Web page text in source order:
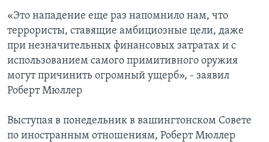
«Это нападение еще раз напомнило нам, что
террористы, ставящие амбициозные цели, даже
при незначительных финансовых затратах и с
использованием самого примитивного оружия
могут причинить огромный ущерб», - заявил
Роберт Мюллер
Выступая в понедельник в вашингтонском Совете
по иностранным отношениям, Роберт Мюллер